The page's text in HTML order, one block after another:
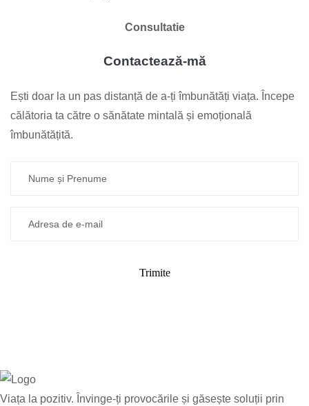
Consultatie
Contactează-mă
Ești doar la un pas distanță de a-ți îmbunătăți viața. Începe
călătoria ta către o sănătate mintală și emoțională
îmbunătățită.
Trimite
Viața la pozitiv. Învinge-ți provocările și găsește soluții prin